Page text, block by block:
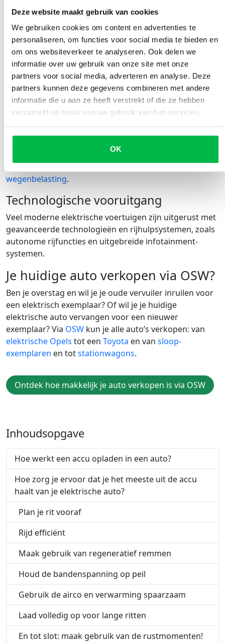
Deze website maakt gebruik van cookies
We gebruiken cookies om content en advertenties te
personaliseren, om functies voor social media te bieden en
om ons websiteverkeer te analyseren. Ook delen we
informatie over uw gebruik van onze site met onze
partners voor social media, adverteren en analyse. Deze
partners kunnen deze gegevens combineren met andere
informatie die u aan ze heeft verstrekt of die ze hebben
verzameld op basis van uw gebruik van hun services.
OK
beurt voor elektrische auto’s iedere 30.000 kilometer
aangeraden.
Geruisloos rijden
Elektrische voertuigen zijn veel stiller dan auto's met
verbrandingsmotoren, wat bijdraagt aan minder
geluidsoverlast in stedelijke gebieden en een rustigere
rijervaring.
Belastingvoordelen en subsidies
Daarom profiteer je aankomend jaar nog van lagere
kosten, zoals korting op het tarief voor
wegenbelasting.
Technologische vooruitgang
Veel moderne elektrische voertuigen zijn uitgerust met
geavanceerde technologieën en rijhulpsystemen, zoals
autonome rijfuncties en uitgebreide infotainment-
systemen.
Je huidige auto verkopen via OSW?
Ben je overstag en wil je je oude vervuiler inruilen voor
een elektrisch exemplaar? Of wil je je huidige
elektrische auto vervangen voor een nieuwer
exemplaar? Via OSW kun je alle auto’s verkopen: van
elektrische Opels tot een Toyota en van sloop-
exemplaren en totstationwagons.
Ontdek hoe makkelijk je auto verkopen is via OSW
Inhoudsopgave
Hoe werkt een accu opladen in een auto?
Hoe zorg je ervoor dat je het meeste uit de accu
haalt van je elektrische auto?
Plan je rit vooraf
Rijd efficiënt
Maak gebruik van regeneratief remmen
Houd de bandenspanning op peil
Gebruik de airco en verwarming spaarzaam
Laad volledig op voor lange ritten
En tot slot: maak gebruik van de rustmomenten!